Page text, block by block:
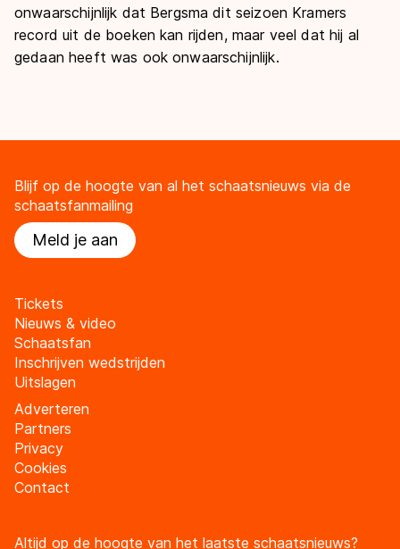
onwaarschijnlijk dat Bergsma dit seizoen Kramers
record uit de boeken kan rijden, maar veel dat hij al
gedaan heeft was ook onwaarschijnlijk.
Blijf op de hoogte van al het schaatsnieuws via de
schaatsfanmailing
Meld je aan
Tickets
Nieuws & video
Schaatsfan
Inschrijven wedstrijden
Uitslagen
Adverteren
Partners
Privacy
Cookies
Contact
Altijd op de hoogte van het laatste schaatsnieuws?